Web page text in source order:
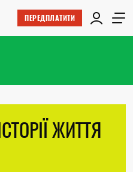
ПЕРЕДПЛАТИТИ
ЖИТТЯ